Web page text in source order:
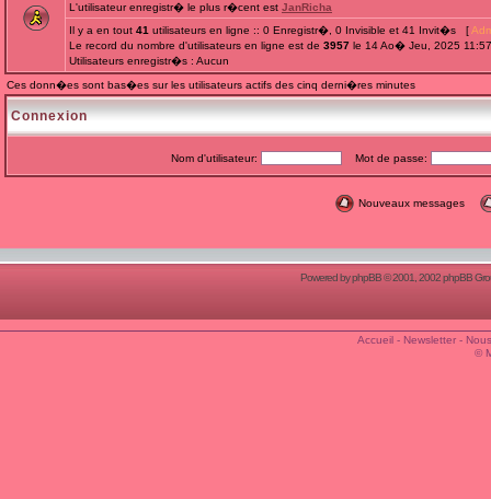
L'utilisateur enregistr� le plus r�cent est JanRicha
Il y a en tout 41 utilisateurs en ligne :: 0 Enregistr�, 0 Invisible et 41 Invit�s [
Le record du nombre d'utilisateurs en ligne est de 3957 le 14 Ao� Jeu, 2025
Utilisateurs enregistr�s : Aucun
Ces donn�es sont bas�es sur les utilisateurs actifs des cinq derni�res minutes
Connexion
Nom d'utilisateur: Mot de passe:
Nouveaux messages
Powered byphpBB© 2001, 2002 phpBB
Accueil- Newsletter-
©